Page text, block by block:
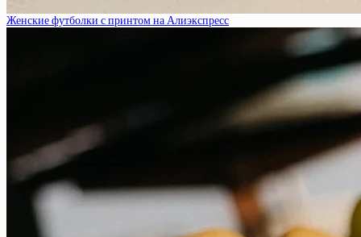
Женские футболки с принтом на Алиэкспресс